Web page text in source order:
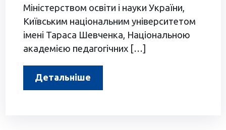
Міністерством освіти і науки України,
Київським національним університетом
імені Тараса Шевченка, Національною
академією педагогічних […]
Детальніше